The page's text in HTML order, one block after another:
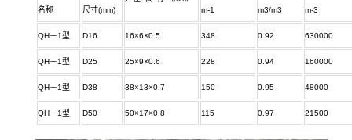
名称 尺寸(mm) m-1 m3/m3 m-3
QH－1型 D16 16×6×0.5 348 0.92 630000
QH－1型 D25 25×9×0.6 228 0.94 160000
QH－1型 D38 38×13×0.7 150 0.95 48000
QH－1型 D50 50×17×0.8 115 0.97 21500